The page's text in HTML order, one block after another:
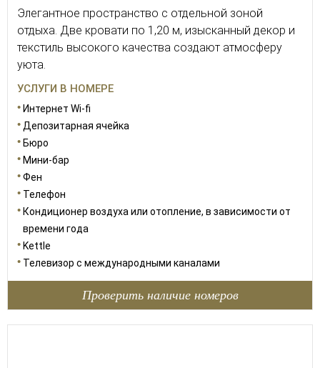
Элегантное пространство с отдельной зоной
отдыха. Две кровати по 1,20 м, изысканный декор и
текстиль высокого качества создают атмосферу
уюта.
УСЛУГИ В НОМЕРЕ
Интернет Wi-fi
Депозитарная ячейка
Бюро
Мини-бар
Фен
Телефон
Кондиционер воздуха или отопление, в зависимости от
времени года
Kettle
Телевизор с международными каналами
Проверить наличие номеров